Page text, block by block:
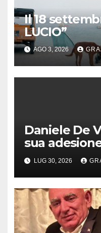
Il 18
LUCIO”
AGO 3, 2026
Daniele De
sua
nel rispetto
del 1°
LUG 30, 2026